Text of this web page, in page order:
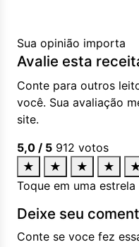
Sua opinião importa
Avalie esta
Conte para outros
você. Sua avaliação
site.
5,0 / 5 912 votos
★
★ ★ ★
Toque em uma estrela
Deixe seu
Conte se voce fez